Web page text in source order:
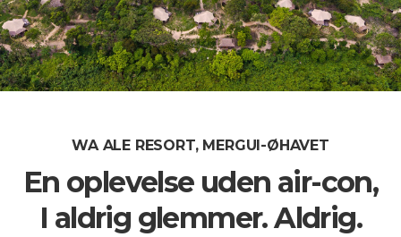
WA ALE RESORT, MERGUI-ØHAVET
En oplevelse uden air-con,
I aldrig glemmer. Aldrig.